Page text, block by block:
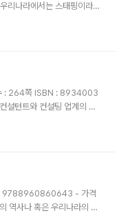
나라에서는 스태핑이라
석해야 인력관리가 체계
방법과, 스태핑 전략을 실행
명한다. 더불어 각 프로세스
, 여러 가지 조언과 힌트를
: 264쪽 ISBN : 8934003
턴트와 컨설팅 업계의 고
꿔보고자 외부에 컨설팅을
대 받지 마라』는 우리 사회
리, 속임수 등 구조적인 문
해 유행하..
: 9788960860643 - 가격
역사나 혹은 우리나라의 역